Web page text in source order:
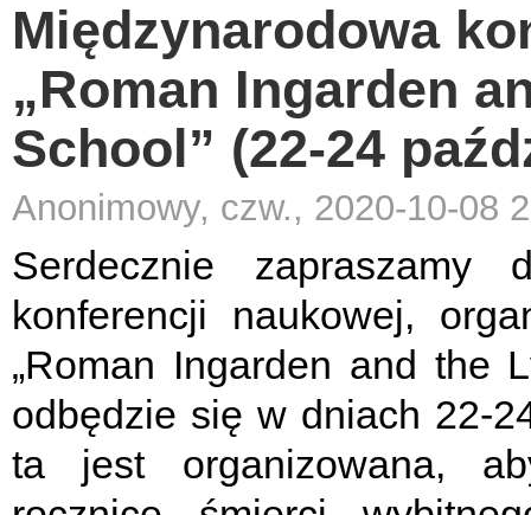
Międzynarodowa
„Roman Ingarden
School” (22-24
Anonimowy, czw., 2020-10-08
Serdecznie zapraszamy
konferencji naukowej,
„Roman Ingarden and the
odbędzie się w dniach 22-
ta jest organizowana,